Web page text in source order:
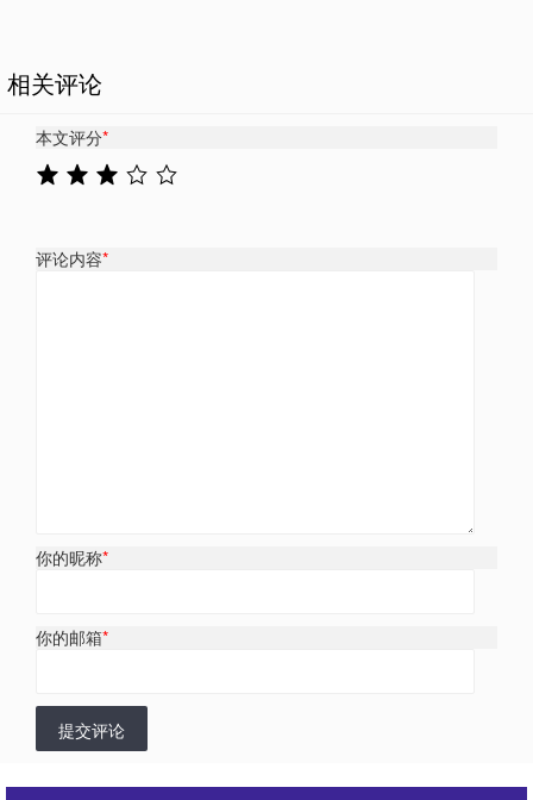
相关评论
本文评分*
评论内容*
你的昵称*
你的邮箱*
提交评论